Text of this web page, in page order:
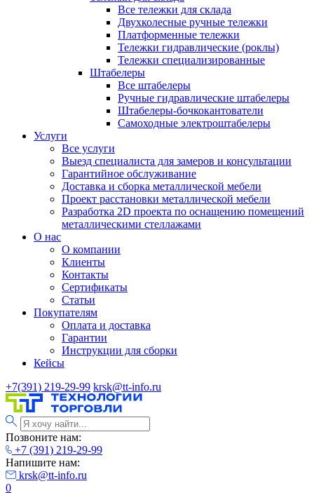
Все тележки для склада
Двухколесные ручные тележки
Платформенные тележки
Тележки гидравлические (роклы)
Тележки специализированные
Штабелеры
Все штабелеры
Ручные гидравлические штабелеры
Штабелеры-бочкокантователи
Самоходные электроштабелеры
Услуги
Все услуги
Выезд специалиста для замеров и консультации
Гарантийное обслуживание
Доставка и сборка металлической мебели
Проект расстановки металлической мебели
Разработка 2D проекта по оснащению помещений
металлическими стеллажами
О нас
О компании
Клиенты
Контакты
Сертификаты
Статьи
Покупателям
Оплата и доставка
Гарантии
Инструкции для сборки
Кейсы
+7(391) 219-29-99 krsk@tt-info.ru
Позвоните нам:
+7 (391) 219-29-99
Напишите нам:
krsk@tt-info.ru
0